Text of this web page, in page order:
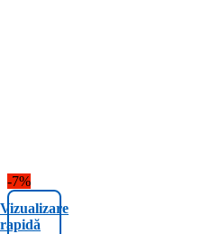
-7%
Vizualizare
rapidă